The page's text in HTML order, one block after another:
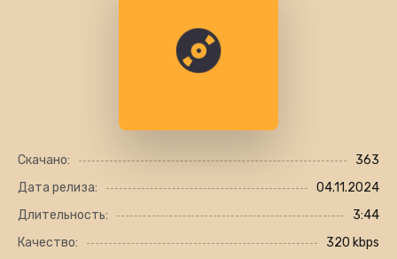
Скачано:
363
Дата релиза:
04.11.2024
Длительность:
3:44
Качество:
320 kbps